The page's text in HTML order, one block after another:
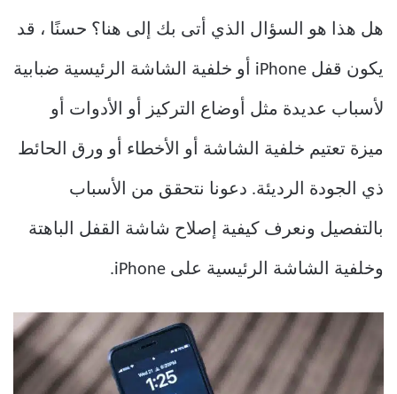
هل هذا هو السؤال الذي أتى بك إلى هنا؟ حسنًا ، قد
يكون قفل iPhone أو خلفية الشاشة الرئيسية ضبابية
لأسباب عديدة مثل أوضاع التركيز أو الأدوات أو
ميزة تعتيم خلفية الشاشة أو الأخطاء أو ورق الحائط
ذي الجودة الرديئة. دعونا نتحقق من الأسباب
بالتفصيل ونعرف كيفية إصلاح شاشة القفل الباهتة
وخلفية الشاشة الرئيسية على iPhone.